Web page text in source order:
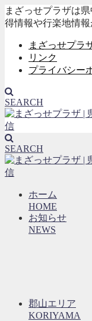
まざっせプラザは
得情報や行楽地情報
まざっせプラ
リンク
プライバシー
SEARCH
SEARCH
ホーム
HOME
お知らせ
NEWS
郡山エリア
KORIYAMA